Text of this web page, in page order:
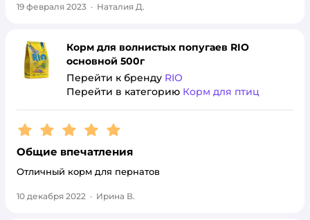
19 февраля 2023 · Наталия Д.
Корм для волнистых попугаев RIO
основной 500г
Перейти к бренду RIO
Перейти в категорию Корм для птиц
Рейтинг:5
Общие впечатления
Отличный корм для пернатов
10 декабря 2022 · Ирина В.